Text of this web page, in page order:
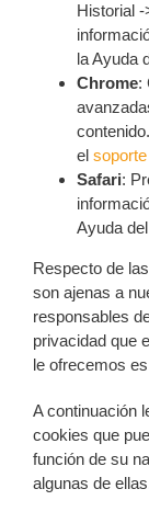
Historial
la Ayuda
Chrome:
el
Safari:
Ayuda
Respecto de
son ajenas a
responsables
privacidad que
le ofrecemos
A continuación
cookies que
función de su
algunas de